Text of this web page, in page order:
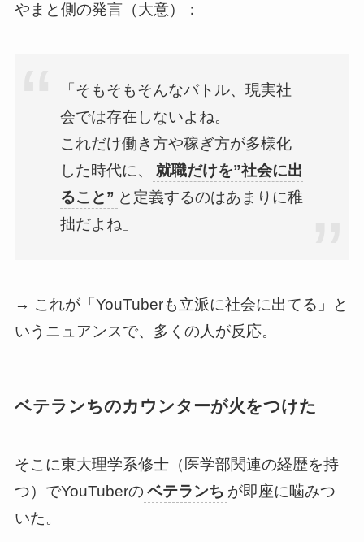
やまと側の発言（大意）：
「そもそもそんなバトル、現実社
会では存在しないよね。
これだけ働き方や稼ぎ方が多様化
した時代に、
就職だけを”社会に出
ること” と定義するのはあまりに稚
拙だよね」
→ これが「YouTuberも立派に社会に出てる」と
いうニュアンスで、多くの人が反応。
ベテランちのカウンターが火をつけた
そこに東大理学系修士（医学部関連の経歴を持
つ）でYouTuberのベテランち が即座に噛みつ
いた。